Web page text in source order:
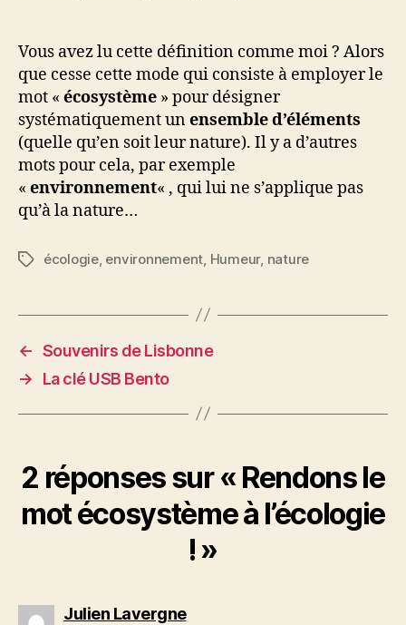
Vous avez lu cette définition comme moi ? Alors
que cesse cette mode qui consiste à employer le
mot « écosystème » pour désigner
systématiquement unensemble d’éléments
(quelle qu’en soit leur nature). Il y a d’autres
mots pour cela, par exemple
« environnement« , qui lui ne s’applique pas
qu’à la nature…
Étiquettes
écologie, environnement Humeur, nature
← Souvenirs de Lisbonne
→
La clé USB Bento
2 réponses sur « Rendons le
mot écosystème à l’écologie
! »
Julien Lavergnedit :